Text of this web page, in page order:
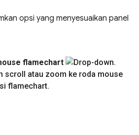
opsi yang menyesuaikan panel
flamechart
scroll atau zoom ke roda mouse
flamechart.